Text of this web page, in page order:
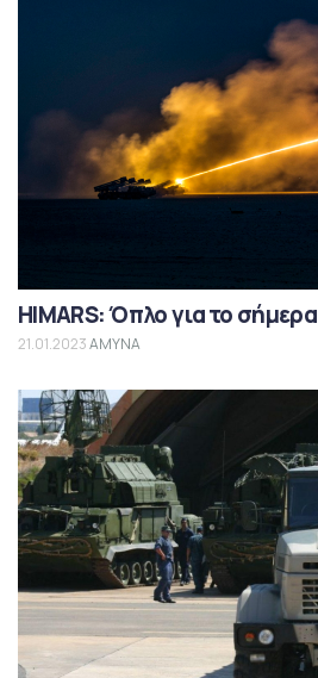
HIMARS: Όπλο για το σήμερα
21.01.2023ΑΜΥΝΑ